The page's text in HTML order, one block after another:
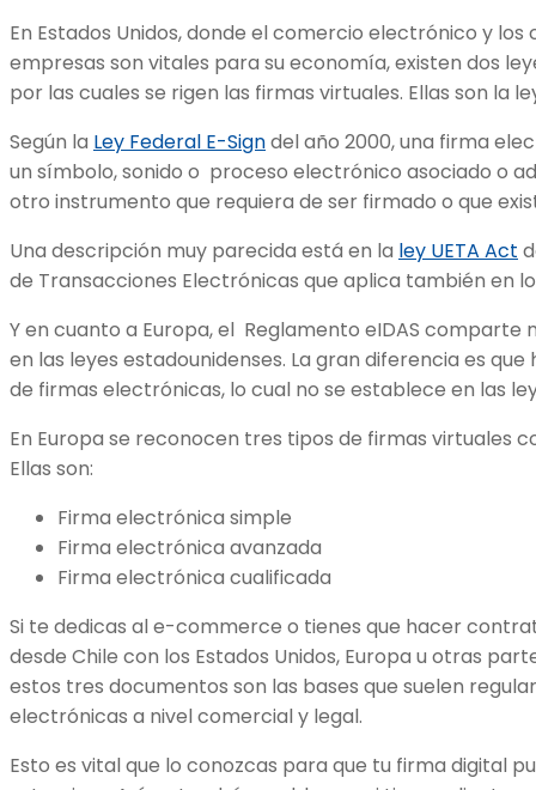
En Estados Unidos, donde el comercio electrónico y
empresas son vitales para su economía, existen dos
por las cuales se rigen las firmas virtuales. Ellas son la
Según la Ley Federal E-Signdel año ​​2000, una firma
un símbolo, sonido o proceso electrónico asociado o
otro instrumento que requiera de ser firmado o que
Una descripción muy parecida está en la ley UETA Act
de Transacciones Electrónicas que aplica también en
Y en cuanto a Europa, el Reglamento eIDAS
en las leyes estadounidenses. La gran diferencia es
de firmas electrónicas, lo cual no se establece en las
En Europa se reconocen tres tipos de firmas virtuales
Ellas son:
Firma electrónica simple
Firma electrónica avanzada
Firma electrónica cualificada
Si te dedicas al e-commerce o tienes que hacer
desde Chile con los Estados Unidos, Europa u otras
estos tres documentos son las bases que suelen
electrónicas a nivel comercial y legal.
Esto es vital que lo conozcas para que tu firma digital